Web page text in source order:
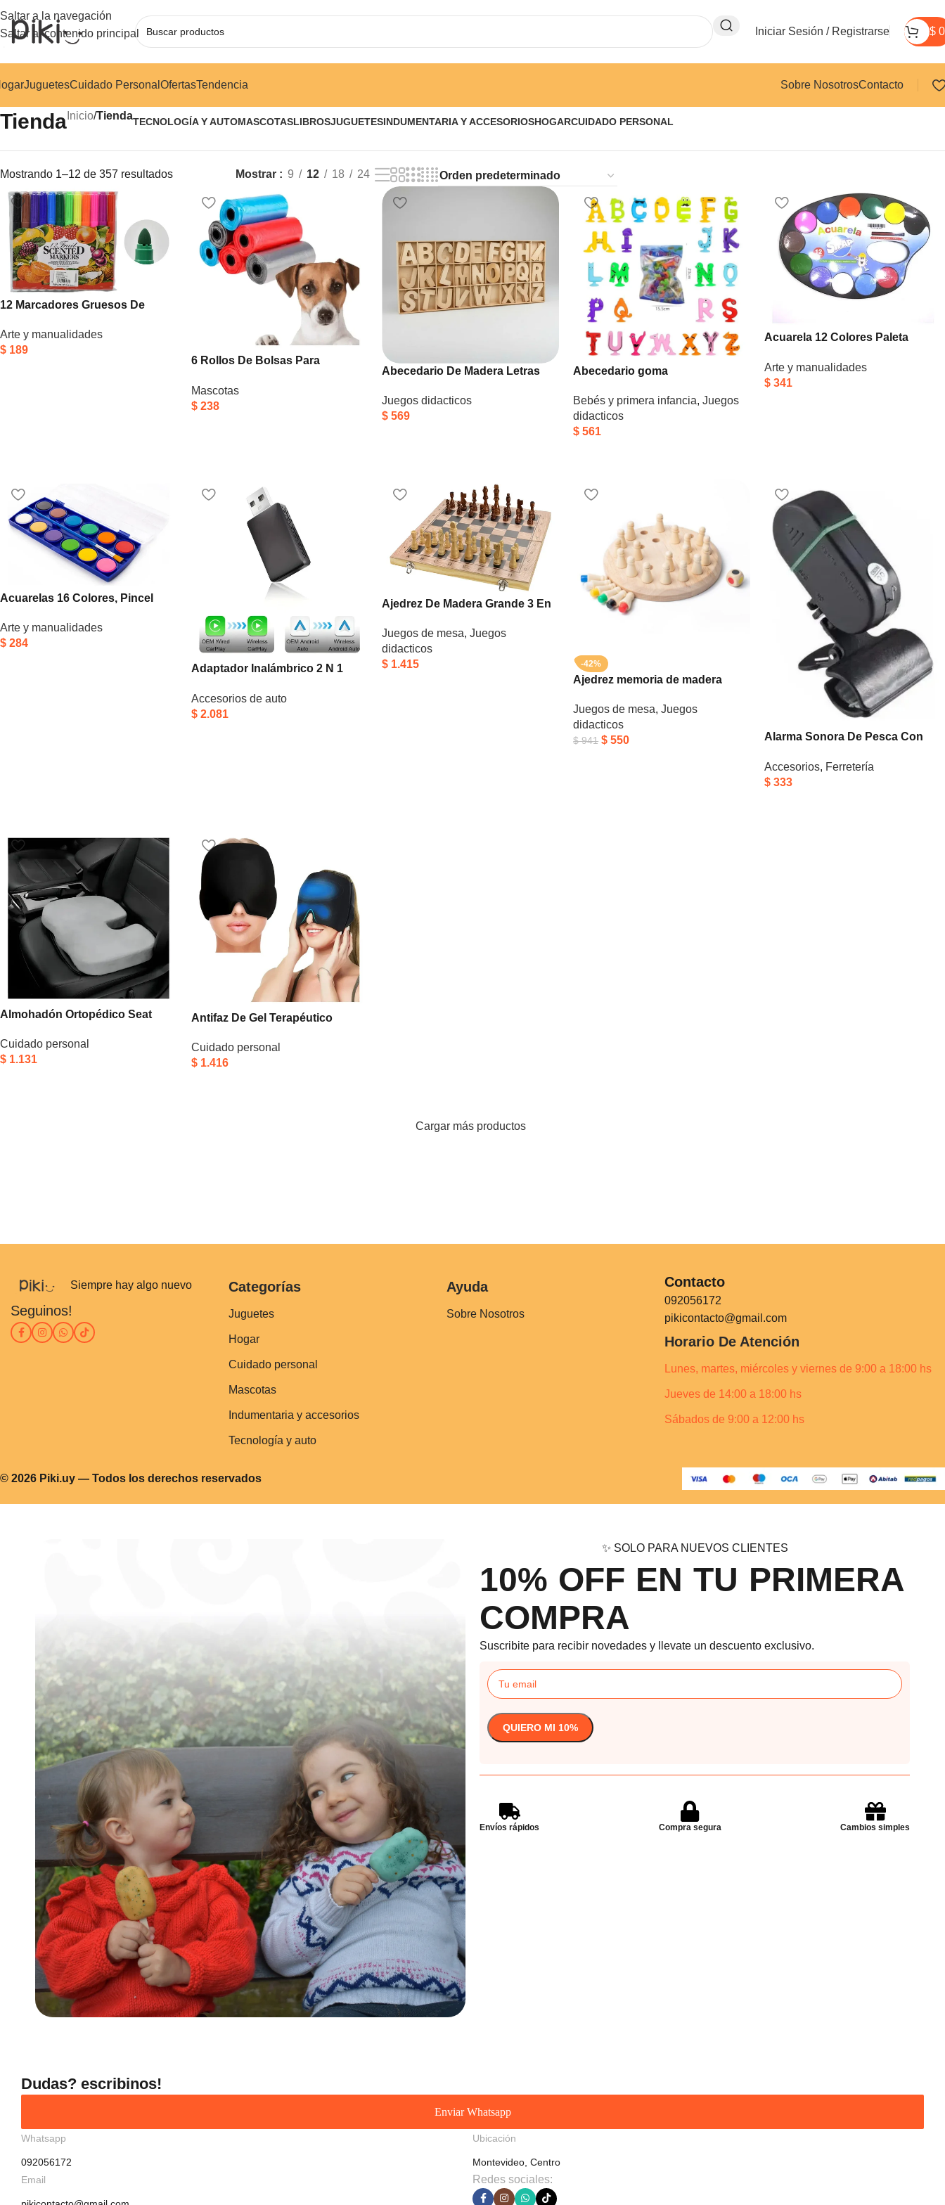
Saltar a la navegación
Saltar al contenido principal
Iniciar Sesión / Registrarse $ 0
JuguetesCuidado Personal OfertasTendencia Sobre NosotrosContacto
Tienda Inicio/TiendaTECNOLOGÍA Y AUTOMASCOTASLIBROSJUGUETESINDUMENTARIA Y ACCESORIOSHOGARCUIDADO PERSONAL
Mostrando 1–12 de 357 resultados Mostrar 9 12 18 24
12 Marcadores Gruesos De
Piki
Arte y manualidades
$ 189
6 Rollos De Bolsas Para
Negro
Mascotas
$238
Abecedario De Madera Letras
Juegos didacticos
$ 569
Abecedario goma
Bebés y primera infancia, Juegos
didacticos
$ 561
Acuarela 12 Colores Paleta
Arte y manualidades
$341
Acuarelas 16 Colores, Pincel
Arte y manualidades
$ 284
Adaptador Inalámbrico 2 N 1
Bluetooth
Accesorios de auto
$2.081
Ajedrez De Madera Grande 3 En
48cm
Juegos de mesa, Juegos
didacticos
$ 1.415 -42%
Ajedrez memoria de madera
Juegos de mesa, Juegos
didacticos
$941 $ 550
Alarma Sonora De Pesca Con
Accesorios, Ferretería
$333
Almohadón Ortopédico Seat
Cuidado personal
$ 1.131
Antifaz De Gel Terapéutico
Dolores
Cuidado personal
$1.416
Cargar más productos
Siempre hay algo nuevo
Seguinos!
Categorías
Juguetes
Hogar
Cuidado personal
Mascotas
Indumentaria y accesorios
Tecnología y auto
Ayuda
Sobre Nosotros
Contacto
092056172
pikicontacto@gmail.com
Horario De Atención
Lunes, martes, miércoles y viernes de 9:00 a 18:00 hs
Jueves de 14:00 a 18:00 hs
Sábados de 9:00 a 12:00 hs
© 2026 Piki.uy — Todos los derechos reservados
✨ SOLO PARA NUEVOS CLIENTES
10% OFF EN TU PRIMERA
COMPRA
Suscribite para recibir novedades y llevate un descuento exclusivo.
Envíos rápidos Compra segura Cambios simples
Dudas? escribinos!
Enviar Whatsapp
Whatsapp
092056172
Email
Ubicación
Montevideo, Centro
Redes sociales: